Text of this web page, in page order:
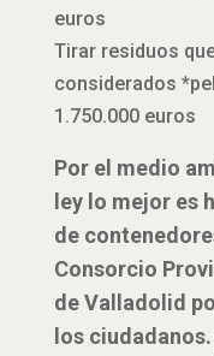
euros
Tirar residuos
considerados
1.750.000 euros
Por el medio
ley lo mejor es
de
Consorcio
de Valladolid
los